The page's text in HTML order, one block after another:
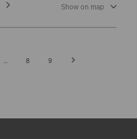
Show on map
… 8 9